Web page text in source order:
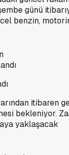
günü
benzin,
itibaren
bekleniyor.
yaklaşacak